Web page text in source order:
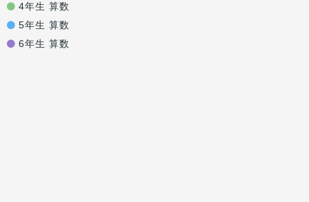
4年生 算数
5年生 算数
6年生 算数